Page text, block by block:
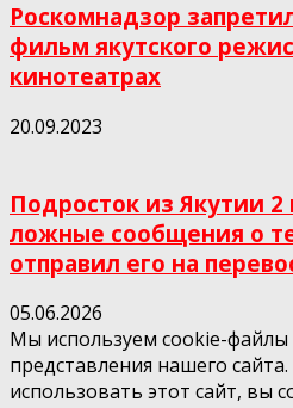
Роскомнадзор
фильм якутского
кинотеатрах
20.09.2023
Подросток из Якутии 2
ложные сообщения о
отправил его на
05.06.2026
Мы используем cookie-файлы
представления нашего
использовать этот сайт, вы